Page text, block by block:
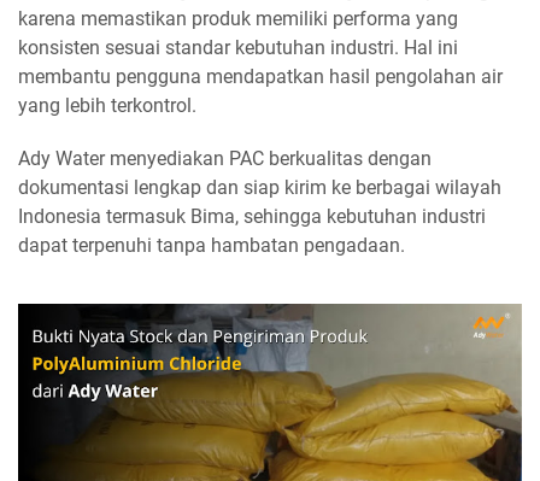
karena memastikan produk memiliki performa yang
konsisten sesuai standar kebutuhan industri. Hal ini
membantu pengguna mendapatkan hasil pengolahan air
yang lebih terkontrol.
Ady Water menyediakan PAC berkualitas dengan
dokumentasi lengkap dan siap kirim ke berbagai wilayah
Indonesia termasuk Bima, sehingga kebutuhan industri
dapat terpenuhi tanpa hambatan pengadaan.